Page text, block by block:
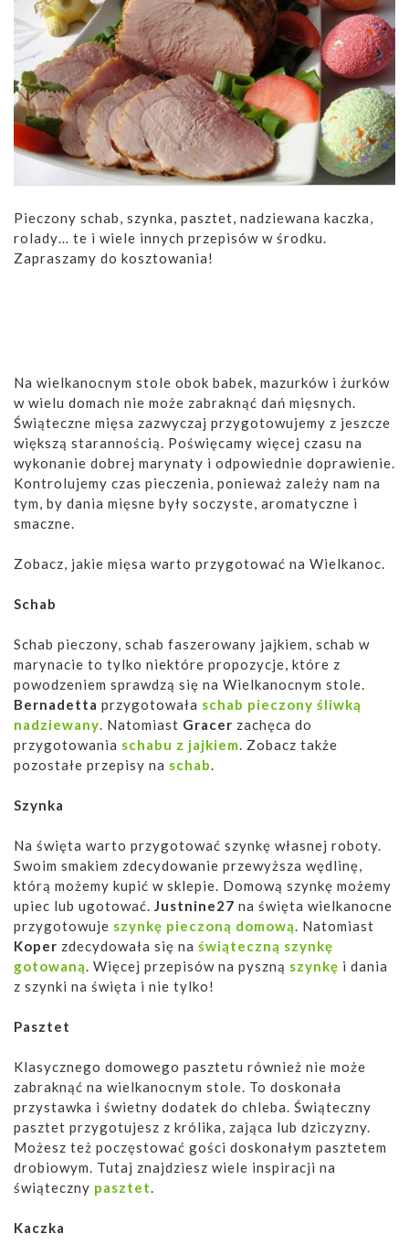
Pieczony schab, szynka, pasztet, nadziewana kaczka,
rolady… te i wiele innych przepisów w środku.
Zapraszamy do kosztowania!
Na wielkanocnym stole obok babek, mazurków i żurków
w wielu domach nie może zabraknąć dań mięsnych.
Świąteczne mięsa zazwyczaj przygotowujemy z jeszcze
większą starannością. Poświęcamy więcej czasu na
wykonanie dobrej marynaty i odpowiednie doprawienie.
Kontrolujemy czas pieczenia, ponieważ zależy nam na
tym, by dania mięsne były soczyste, aromatyczne i
smaczne.
Zobacz, jakie mięsa warto przygotować na Wielkanoc.
Schab
Schab pieczony, schab faszerowany jajkiem, schab w
marynacie to tylko niektóre propozycje, które z
powodzeniem sprawdzą się na Wielkanocnym stole.
Bernadetta przygotowała schab pieczony śliwką
nadziewany. Natomiast Gracer zachęca do
przygotowania schabu z jajkiem. Zobacz także
pozostałe przepisy na schab.
Szynka
Na święta warto przygotować szynkę własnej roboty.
Swoim smakiem zdecydowanie przewyższa wędlinę,
którą możemy kupić w sklepie. Domową szynkę możemy
upiec lub ugotować. Justnine27 na święta wielkanocne
przygotowuje szynkę pieczoną domową. Natomiast
Koper zdecydowała się na świąteczną szynkę
gotowaną. Więcej przepisów na pyszną szynkę i dania
z szynki na święta i nie tylko!
Pasztet
Klasycznego domowego pasztetu również nie może
zabraknąć na wielkanocnym stole. To doskonała
przystawka i świetny dodatek do chleba. Świąteczny
pasztet przygotujesz z królika, zająca lub dziczyzny.
Możesz też poczęstować gości doskonałym pasztetem
drobiowym. Tutaj znajdziesz wiele inspiracji na
świąteczny pasztet.
Kaczka